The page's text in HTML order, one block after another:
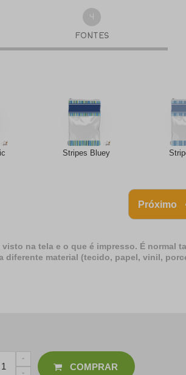
4
FONTES
Stripes Bluey
Próximo
na tela e o que é impresso. É normal
diferente material (tecido, papel, vinil,
COMPRAR